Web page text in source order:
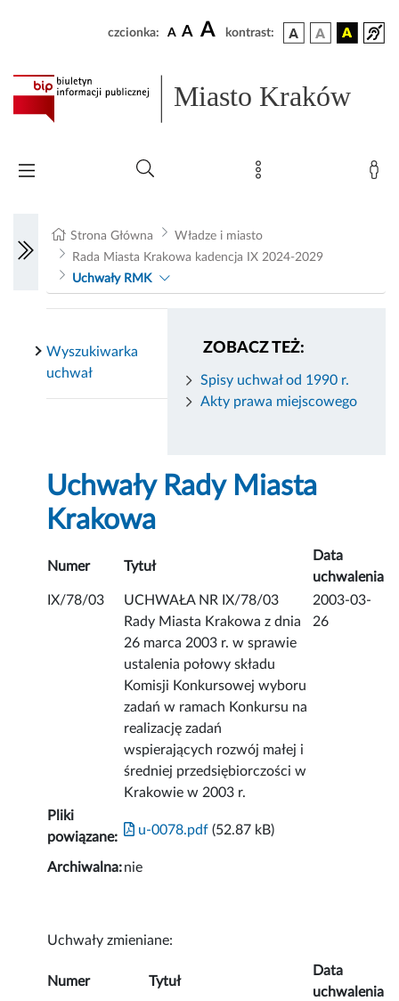
czcionka: A A A kontrast:
Miasto Kraków
Strona Główna
Władze i miasto
Rada Miasta Krakowa kadencja IX 2024-2029
Uchwały RMK
ZOBACZ TEŻ:
Spisy uchwał od 1990 r.
Akty prawa miejscowego
Wyszukiwarka
uchwał
Uchwały Rady Miasta
Krakowa
Numer Tytuł
Data
uchwalenia
IX/78/03
UCHWAŁA NR IX/78/03
Rady Miasta Krakowa z dnia
26 marca 2003 r. w sprawie
ustalenia połowy składu
Komisji Konkursowej wyboru
zadań w ramach Konkursu na
realizację zadań
wspierających rozwój małej i
średniej przedsiębiorczości w
Krakowie w 2003 r.
2003-03-
26
Pliki
powiązane:
u-0078.pdf (52.87 kB)
Archiwalna:nie
Uchwały zmieniane:
Numer Tytuł
Data
uchwalenia